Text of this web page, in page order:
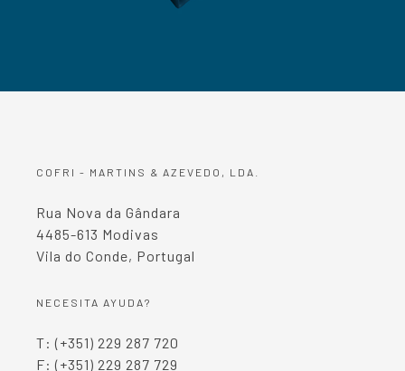
COFRI - MARTINS & AZEVEDO, LDA.
Rua Nova da Gândara
4485-613 Modivas
Vila do Conde, Portugal
NECESITA AYUDA?
T: (+351) 229 287 720
F: (+351) 229 287 729